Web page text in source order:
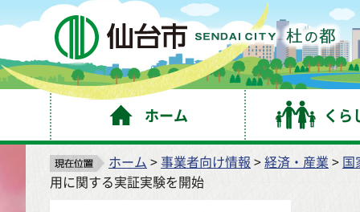
仙
ホーム くら
ホーム >事業者向け情報 >経済・産業 > 国
用に関する実証実験を開始